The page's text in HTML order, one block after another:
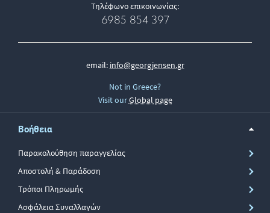
Τηλέφωνο επικοινωνίας:
6985 854 397
email: info@georgjensen.gr
Not in Greece?
Visit ourGlobal page
Βοήθεια
Παρακολούθηση παραγγελίας
Αποστολή & Παράδοση
Τρόποι Πληρωμής
Ασφάλεια Συναλλαγών